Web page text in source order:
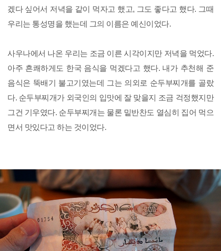
겠다 싶어서 저녁을 같이 먹자고 했고, 그도 좋다고 했다. 그때
우리는 통성명을 했는데 그의 이름은 예신이었다.
사우나에서 나온 우리는 조금 이른 시각이지만 저녁을 먹었다.
아주 흔쾌하게도 한국 음식을 먹겠다고 했다. 내가 추천해 준
음식은 뚝배기 불고기였는데 그는 의외로 순두부찌개를 골랐
다. 순두부찌개가 외국인의 입맛에 잘 맞을지 조금 걱정했지만
그건 기우였다. 순두부찌개는 물론 밑반찬도 열심히 집어 먹으
면서 맛있다고 하는 것이었다.